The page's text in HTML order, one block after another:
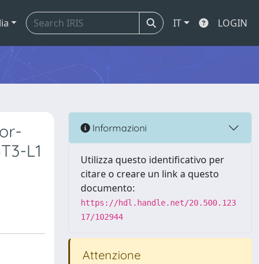
IT LOGIN
L1
Informazioni
Utilizza questo identificativo per
citare o creare un link a questo
documento:
https://hdl.handle.net/20.500.123
17/102944
Attenzione